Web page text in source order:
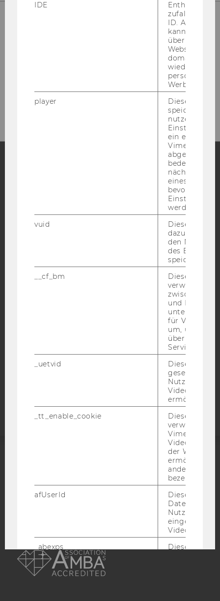
Please click here to subscribe to
our newsletter!
Blog
YouTube NewsletterBluesky
BARRIEREFREIHEITSERKLÄRUNG WEBSEITE
DATENSCHUTZERKLÄRUNG SOCIAL MEDIA
STUDIENBEWERBER*INNEN UND STUDIERENDE
Barrierefreiheitserklärung
EQUIS AACSB
AMBA
IDE
Enthält eine
ID. Anhand
kann Google
über
Websites
Werbung
player
Dieses Cookie
speichert
ein
Vimeo-Video
abgespielt
bedeutet,
nächsten
eines Vimeo-
bevorzugten
werden.
vuid
Dieser
dazu
den
des
speichern.
__cf_bm
Dieses
verwendet,
zwischen
und Bots zu
für Vimeo
um, um
über die
Service zu
_uetvid
Dieses
gesetzt, um
Nutzung des
Videoplayers
ermöglichen
_tt_enable_cookie
Dieses
verwendet,
Vimeo-
der WU-
ermöglichen
andere nicht
bezeichnete
afUserId
Dieses
Daten von
Videos
_abexps
Dieses Cookie